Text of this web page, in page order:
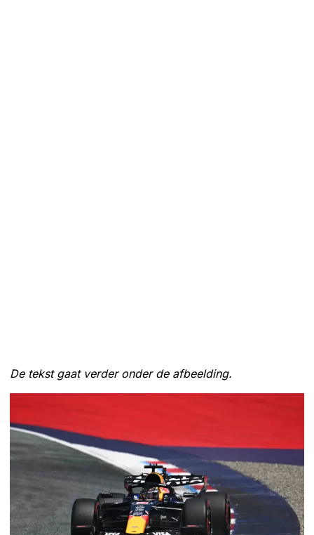
De tekst gaat verder onder de afbeelding.